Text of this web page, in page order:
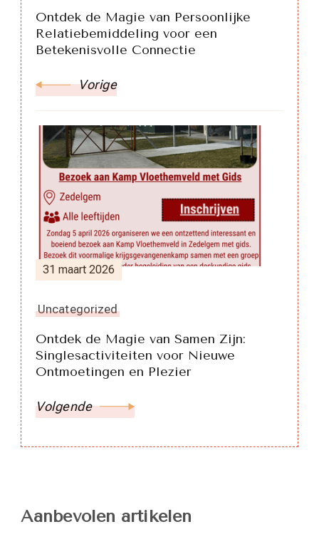
Ontdek de Magie van Persoonlijke
Relatiebemiddeling voor een
Betekenisvolle Connectie
Vorige
31 maart 2026
Uncategorized
Ontdek de Magie van Samen Zijn:
Singlesactiviteiten voor Nieuwe
Ontmoetingen en Plezier
Volgende
Aanbevolen artikelen